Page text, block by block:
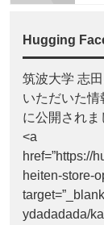
Hugging
筑波大学 志
いただいた
に公開されま
<a
href=”https://
heiten-store-
ydadadada/